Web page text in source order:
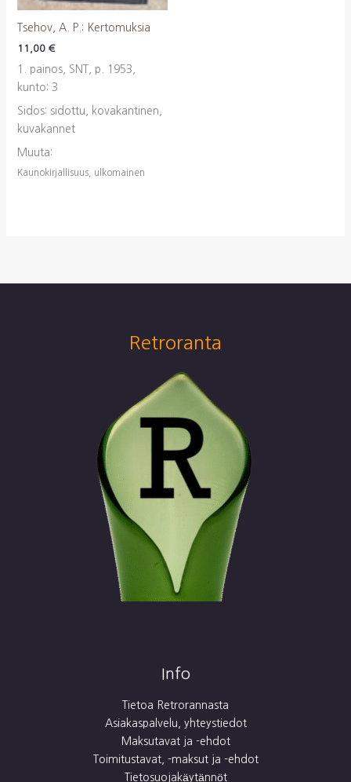
Tsehov, A. P.: Kertomuksia
11,00 €
1. painos, SNT, p. 1953,
kunto: 3
Sidos: sidottu, kovakantinen,
kuvakannet
Muuta:
Kaunokirjallisuus, ulkomainen
Retroranta
Info
Tietoa Retrorannasta
Asiakaspalvelu, yhteystiedot
Maksutavat ja -ehdot
Toimitustavat, -maksut ja -ehdot
Tietosuojakäytännöt